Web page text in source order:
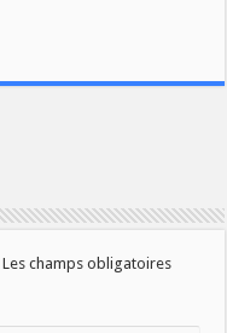
Les champs obligatoires